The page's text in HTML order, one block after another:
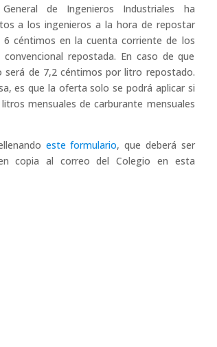
de Ingenieros Industriales ha
a los ingenieros a la hora de repostar
céntimos en la cuenta corriente de los
repostada. En caso de que
será de 7,2 céntimos por litro repostado.
es que la oferta solo se podrá aplicar si
mensuales de carburante mensuales
este formulario, que deberá ser
copia al correo del Colegio en esta